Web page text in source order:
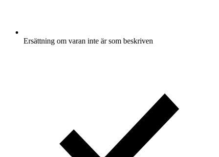
Ersättning om varan inte är som beskriven